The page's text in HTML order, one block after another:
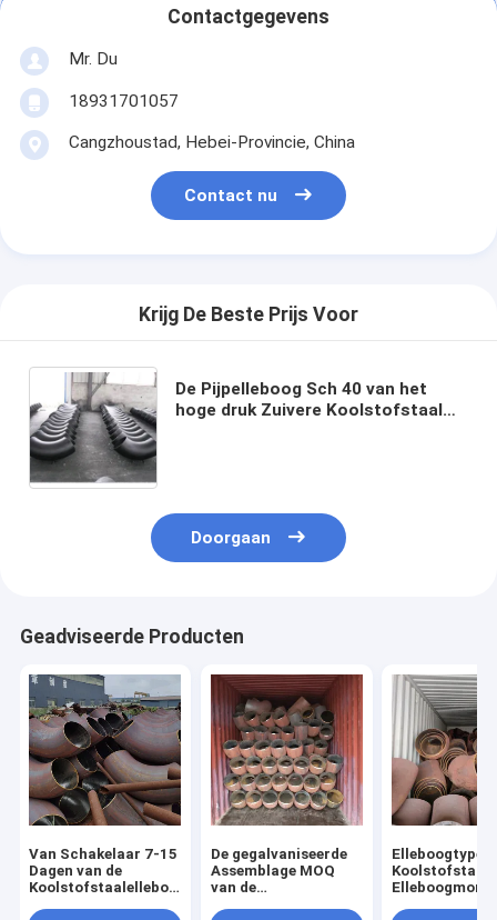
Contactgegevens
Mr. Du
18931701057
Cangzhoustad, Hebei-Provincie, China
Contact nu
Krijg De Beste Prijs Voor
De Pijpelleboog Sch 40 van het
hoge druk Zuivere Koolstofstaal
Doorgaan
Geadviseerde Producten
Van Schakelaar 7-15
Dagen van de
Koolstofstaalelleboog
De gegalvaniseerde
Assemblage MOQ
van de
Elleboogtype